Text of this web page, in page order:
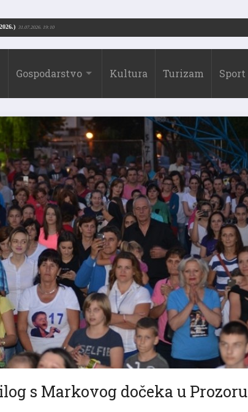
(1973.-2026.) 31.07.2026. 19:10
Gospodarstvo Kultura Turizam Sport
s Markovog dočeka u Prozoru